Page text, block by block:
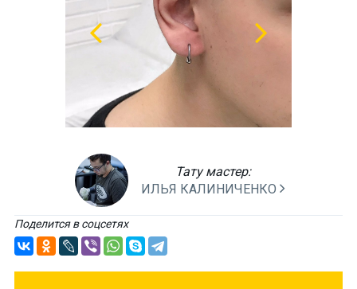
Тату мастер:
ИЛЬЯ КАЛИНИЧЕНКО
Поделится в соцсетях